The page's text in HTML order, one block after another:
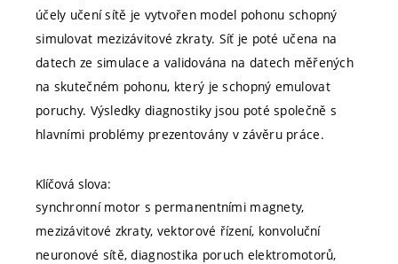
účely učení sítě je vytvořen model pohonu schopný
simulovat mezizávitové zkraty. Síť je poté učena na
datech ze simulace a validována na datech měřených
na skutečném pohonu, který je schopný emulovat
poruchy. Výsledky diagnostiky jsou poté společně s
hlavními problémy prezentovány v závěru práce.
Klíčová slova:
synchronní motor s permanentními magnety,
mezizávitové zkraty, vektorové řízení, konvoluční
neuronové sítě, diagnostika poruch elektromotorů,